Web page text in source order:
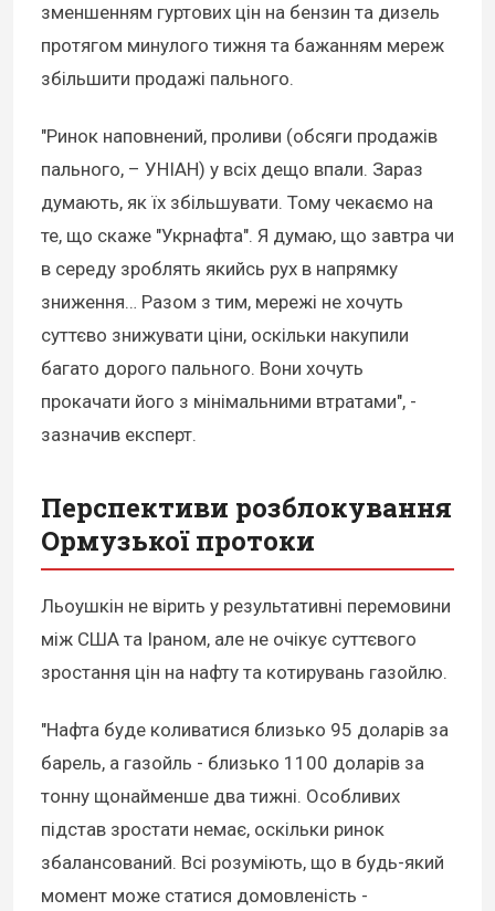
зменшенням гуртових цін на бензин та дизель
протягом минулого тижня та бажанням мереж
збільшити продажі пального.
"Ринок наповнений, проливи (обсяги продажів
пального, – УНІАН) у всіх дещо впали. Зараз
думають, як їх збільшувати. Тому чекаємо на
те, що скаже "Укрнафта". Я думаю, що завтра чи
в середу зроблять якийсь рух в напрямку
зниження… Разом з тим, мережі не хочуть
суттєво знижувати ціни, оскільки накупили
багато дорого пального. Вони хочуть
прокачати його з мінімальними втратами", -
зазначив експерт.
Перспективи розблокування
Ормузької протоки
Льоушкін не вірить у результативні перемовини
між США та Іраном, але не очікує суттєвого
зростання цін на нафту та котирувань газойлю.
"Нафта буде коливатися близько 95 доларів за
барель, а газойль - близько 1100 доларів за
тонну щонайменше два тижні. Особливих
підстав зростати немає, оскільки ринок
збалансований. Всі розуміють, що в будь-який
момент може статися домовленість -